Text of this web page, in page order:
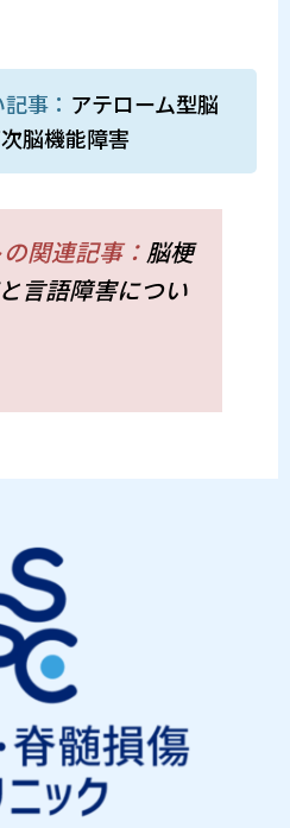
事： アテローム型脳
脳機能障害
関連記事： 脳梗
言語障害につい